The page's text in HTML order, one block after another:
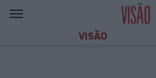
VISÃO